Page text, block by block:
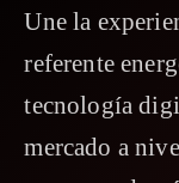
Une la
referente
tecnología
mercado a